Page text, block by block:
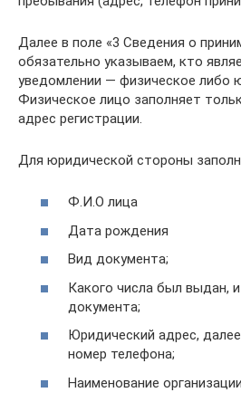
Далее в поле «3 Сведения о
обязательно указываем, кто
уведомлении — физическое либо
Физическое лицо заполняет
адрес регистрации.
Для юридической стороны
Ф.И.О лица
Дата рождения
Вид документа;
Какого числа был выдан,
документа;
Юридический адрес,
номер телефона;
Наименование